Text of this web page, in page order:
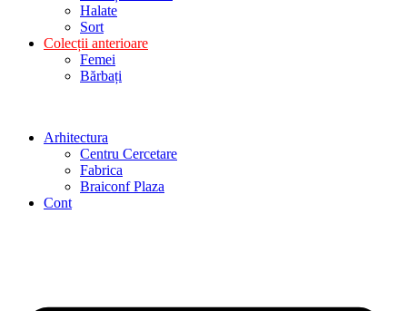
Halate
Sort
Colecții anterioare
Femei
Bărbați
Arhitectura
Centru Cercetare
Fabrica
Braiconf Plaza
Cont